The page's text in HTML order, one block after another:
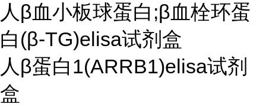
人β血小板球蛋白;β血栓环蛋
白(β-TG)elisa试剂盒
人β蛋白1(ARRB1)elisa试剂
盒